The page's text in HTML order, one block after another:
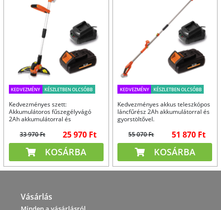
KEDVEZMÉNY KÉSZLETBEN OLCSÓBB
Kedvezményes szett:
Akkumulátoros fűszegélyvágó
2Ah akkumulátorral és
33 970 Ft
25 970 Ft
KOSÁRBA
KEDVEZMÉNY KÉSZLETBEN OLCSÓBB
Kedvezményes akkus teleszkópos
láncfűrész 2Ah akkumulátorral és
gyorstöltővel.
55 070 Ft
51 870 Ft
KOSÁRBA
Vásárlás